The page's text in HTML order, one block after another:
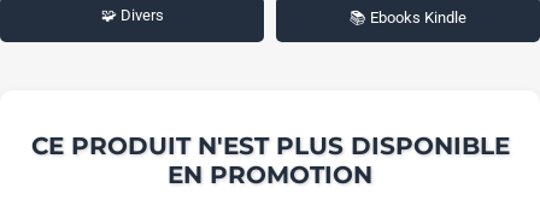
🧩 Divers 📚 Ebooks Kindle
CE PRODUIT N'EST PLUS DISPONIBLE
EN PROMOTION